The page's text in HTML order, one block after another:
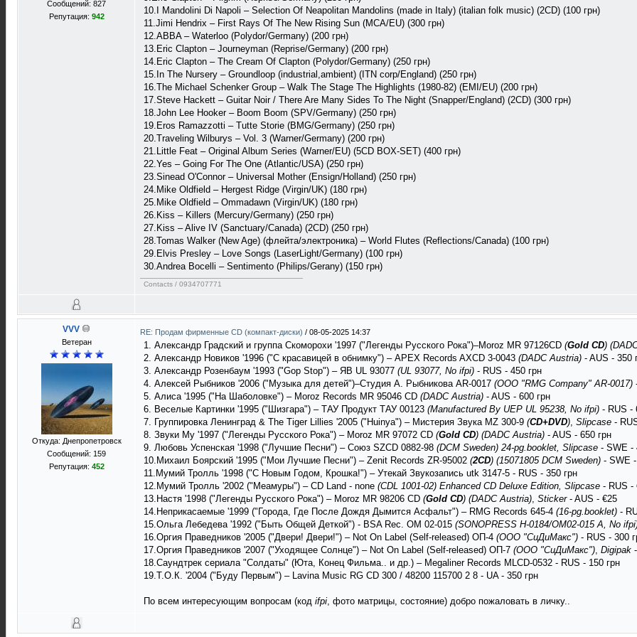
Сообщений: 827
Репутация: 942
10.I Mandolini Di Napoli – Selection Of Neapolitan Mandolins (made in Italy) (italian folk music) (2CD) (100 грн)
11.Jimi Hendrix – First Rays Of The New Rising Sun (MCA/EU) (300 грн)
12.ABBA – Waterloo (Polydor/Germany) (200 грн)
13.Eric Clapton – Journeyman (Reprise/Germany) (200 грн)
14.Eric Clapton – The Cream Of Clapton (Polydor/Germany) (250 грн)
15.In The Nursery – Groundloop (industrial,ambient) (ITN corp/England) (250 грн)
16.The Michael Schenker Group – Walk The Stage The Highlights (1980-82) (EMI/EU) (200 грн)
17.Steve Hackett – Guitar Noir / There Are Many Sides To The Night (Snapper/England) (2CD) (300 грн)
18.John Lee Hooker – Boom Boom (SPV/Germany) (250 грн)
19.Eros Ramazzotti – Tutte Storie (BMG/Germany) (250 грн)
20.Traveling Wilburys – Vol. 3 (Warner/Germany) (200 грн)
21.Little Feat – Original Album Series (Warner/EU) (5CD BOX-SET) (400 грн)
22.Yes – Going For The One (Atlantic/USA) (250 грн)
23.Sinead O'Connor – Universal Mother (Ensign/Holland) (250 грн)
24.Mike Oldfield – Hergest Ridge (Virgin/UK) (180 грн)
25.Mike Oldfield – Ommadawn (Virgin/UK) (180 грн)
26.Kiss – Killers (Mercury/Germany) (250 грн)
27.Kiss – Alive IV (Sanctuary/Canada) (2CD) (250 грн)
28.Tomas Walker (New Age) (флейта/электроника) – World Flutes (Reflections/Canada) (100 грн)
29.Elvis Presley – Love Songs (LaserLight/Germany) (100 грн)
30.Andrea Bocelli – Sentimento (Philips/Gerany) (150 грн)
Contacts / 0934707771
VVV
Ветеран
Откуда: Днепропетровск
Сообщений: 159
Репутация: 452
RE: Продам фирменные CD (компакт-диски) / 08-05-2025 14:37
1. Александр Градский и группа Скоморохи '1997 ("Легенды Русского Рока")–Moroz MR 97126CD (Gold CD)
2. Александр Новиков '1996 ("С красавицей в обнимку") – APEX Records AXCD 3-0043 (DADC Austria) - AUS - 350
3. Александр Розенбаум '1993 ("Gop Stop") – ЯВ UL 93077 (UL 93077, No ifpi) - RUS - 450 грн
4. Алексей Рыбников '2006 ("Музыка для детей")–Студия А. Рыбникова AR-0017 (ООО "RMG Company" AR-0017)
5. Алиса '1995 ("На Шаболовке") – Moroz Records MR 95046 CD (DADC Austria) - AUS - 600 грн
6. Веселые Картинки '1995 ("Шизгара") – ТАУ Продукт ТАУ 00123 (Manufactured By UEP UL 95238, No ifpi) - RUS -
7. Группировка Ленинград & The Tiger Lillies '2005 ("Huinya") – Мистерия Звука MZ 300-9 (CD+DVD), Slipcase -
8. Звуки Му '1997 ("Легенды Русского Рока") – Moroz MR 97072 CD (Gold CD) (DADC Austria) - AUS - 650 грн
9. Любовь Успенская '1998 ("Лучшие Песни") – Союз ‎SZCD 0882-98 (DCM Sweden) 24-pg.booklet, Slipcase - SWE -
10.Михаил Боярский '1995 ("Мои Лучшие Песни") – Zenit Records ZR-95002 (2CD) (15071805 DCM Sweden) - SWE
11.Мумий Тролль '1998 ("С Новым Годом, Крошка!") – Утекай Звукозапись utk 3147-5 - RUS - 350 грн
12.Мумий Тролль '2002 ("Меамуры") – CD Land ‎- none (CDL 1001-02) Enhanced CD Deluxe Edition, Slipcase - RUS -
13.Настя '1998 ("Легенды Русского Рока") – Moroz MR 98206 CD (Gold CD) (DADC Austria), Sticker- AUS - €25
14.Неприкасаемые '1999 ("Города, Где После Дождя Дымится Асфальт") – RMG Records 645-4 (16-pg.booklet) -
15.Ольга Лебедева '1992 ("Быть Общей Деткой") - BSA Rec. OM 02-015 (SONOPRESS H-0184/OM02-015 A, No
16.Оргия Праведников '2005 ("Двери! Двери!") – Not On Label (Self-released) ‎ОП-4 (ООО "СиДиМакс") - RUS - 300
17.Оргия Праведников '2007 ("Уходящее Солнце") – Not On Label (Self-released) ‎ОП-7 (ООО "СиДиМакс"), Digipak
18.Саундтрек сериала "Солдаты" (Юта, Конец Фильма.. и др.) – Megaliner Records MLCD-0532 - RUS - 150 грн
19.Т.О.К. '2004 ("Буду Первым") – Lavina Music RG CD 300 / 48200 115700 2 8 - UA - 350 грн
По всем интересующим вопросам (код ifpi, фото матрицы, состояние) добро пожаловать в личку..